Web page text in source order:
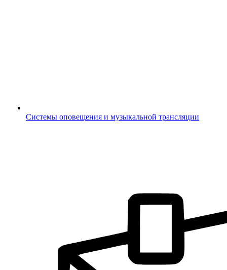
Системы оповещения и музыкальной трансляции